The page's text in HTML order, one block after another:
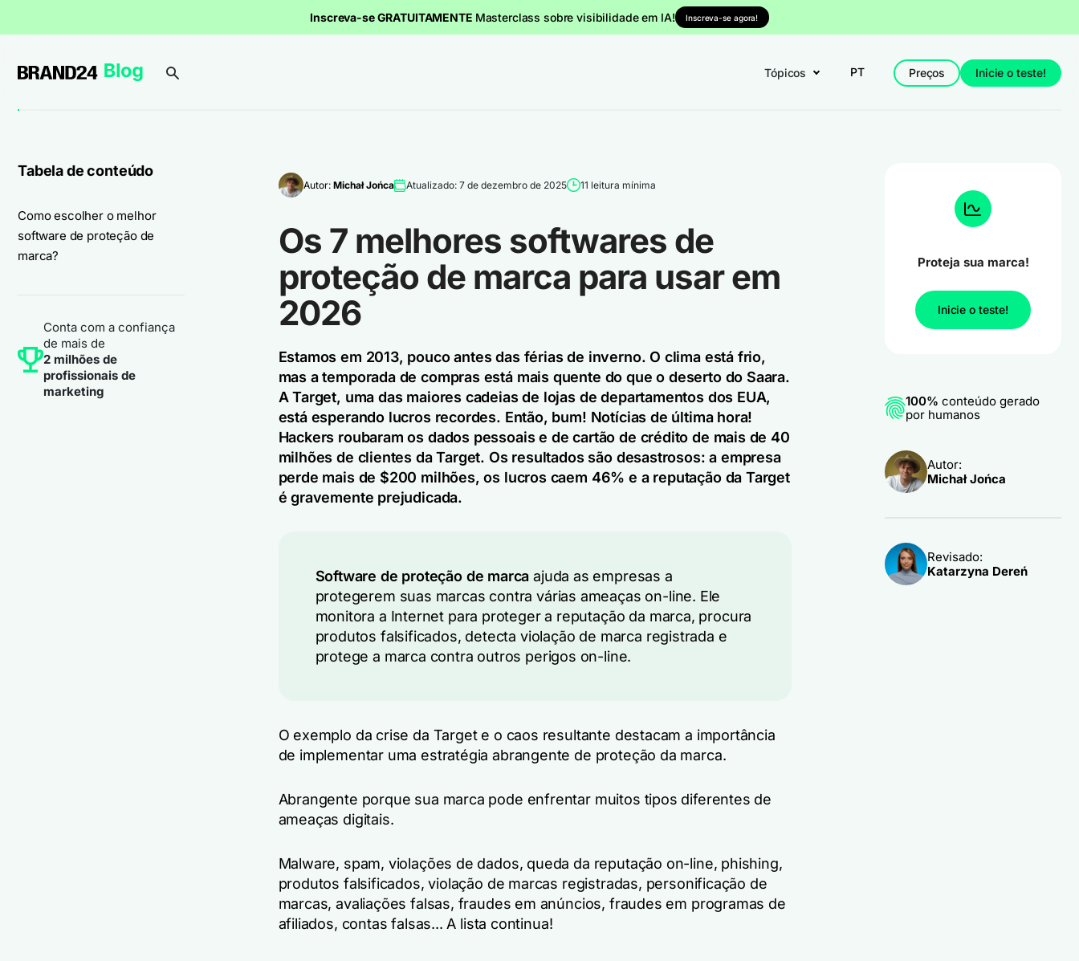
Inscreva-se GRATUITAMENTE Masterclass sobre visibilidade em IA! Inscreva-se agora!
Tópicos PT Preços Inicie o teste!
Tabela de conteúdo
Como escolher o melhor
software de proteção de
marca?
Conta com a confiança
de mais de
2 milhões de
profissionais de
marketing
Autor: Michał Jońca Atualizado: 7 de dezembro de 2025 11 leitura mínima
Os 7 melhores softwares de
proteção de marca para usar em
2026
Estamos em 2013, pouco antes das férias de inverno. O clima está frio,
mas a temporada de compras está mais quente do que o deserto do Saara.
A Target, uma das maiores cadeias de lojas de departamentos dos EUA,
está esperando lucros recordes. Então, bum! Notícias de última hora!
Hackers roubaram os dados pessoais e de cartão de crédito de mais de 40
milhões de clientes da Target. Os resultados são desastrosos: a empresa
perde mais de $200 milhões, os lucros caem 46% e a reputação da Target
é gravemente prejudicada.
Software de proteção de marca ajuda as empresas a
protegerem suas marcas contra várias ameaças on-line. Ele
monitora a Internet para proteger a reputação da marca, procura
produtos falsificados, detecta violação de marca registrada e
protege a marca contra outros perigos on-line.
O exemplo da crise da Target e o caos resultante destacam a importância
de implementar uma estratégia abrangente de proteção da marca.
Abrangente porque sua marca pode enfrentar muitos tipos diferentes de
ameaças digitais.
Malware, spam, violações de dados, queda da reputação on-line, phishing,
produtos falsificados, violação de marcas registradas, personificação de
marcas, avaliações falsas, fraudes em anúncios, fraudes em programas de
afiliados, contas falsas... A lista continua!
Proteja sua marca!
Inicie o teste!
100% conteúdo gerado
por humanos
Autor:
Michał Jońca
Revisado:
Katarzyna Dereń